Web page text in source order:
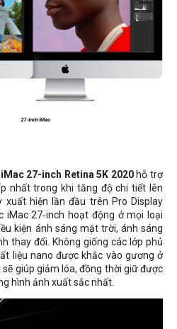
27-inch Retina 5K 2020hỗ trợ
nhất trong khi tăng độ chi tiết lên
hiện lần đầu trên Pro Display
iMac 27‑inch hoạt động ở mọi loại
kiện ánh sáng mặt trời, ánh sáng
thay đổi. Không giống các lớp phủ
liệu nano được khắc vào gương ở
giúp giảm lóa, đồng thời giữ được
hình ảnh xuất sắc nhất.